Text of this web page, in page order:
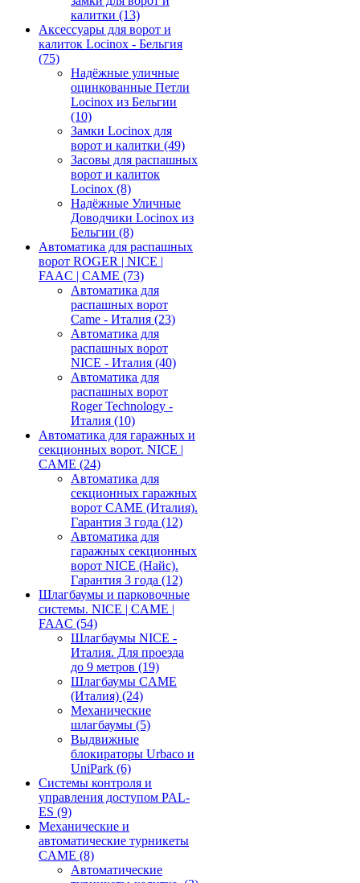
калитки (13)
Аксессуары для ворот и
калиток Locinox - Бельгия
(75)
Надёжные уличные
оцинкованные Петли
Locinox из Бельгии
(10)
Замки Locinox для
ворот и калитки (49)
Засовы для распашных
ворот и калиток
Locinox (8)
Надёжные Уличные
Доводчики Locinox из
Бельгии (8)
Автоматика для распашных
ворот ROGER | NICE |
FAAC | CAME (73)
Автоматика для
распашных ворот
Came - Италия (23)
Автоматика для
распашных ворот
NICE - Италия (40)
Автоматика для
распашных ворот
Roger Technology -
Италия (10)
Автоматика для гаражных и
секционных ворот. NICE |
CAME (24)
Автоматика для
секционных гаражных
ворот CAME (Италия).
Гарантия 3 года (12)
Автоматика для
гаражных секционных
ворот NICE (Найс).
Гарантия 3 года (12)
Шлагбаумы и парковочные
системы. NICE | CAME |
FAAC (54)
Шлагбаумы NICE -
Италия. Для проезда
до 9 метров (19)
Шлагбаумы CAME
(Италия) (24)
Механические
шлагбаумы (5)
Выдвижные
блокираторы Urbaco и
UniPark (6)
Системы контроля и
управления доступом PAL-
ES (9)
Механические и
автоматические турникеты
CAME (8)
Автоматические